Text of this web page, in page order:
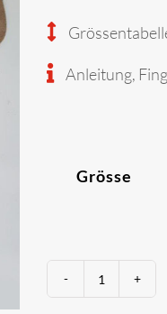
Anleitung,
Grösse
507